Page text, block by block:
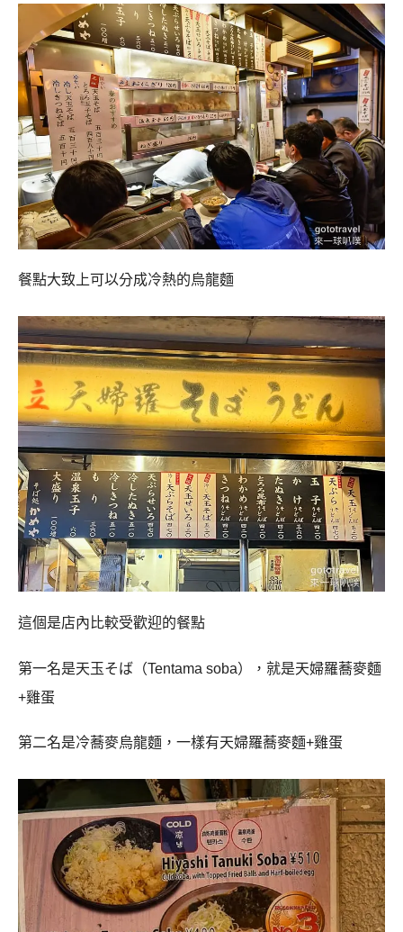
餐點大致上可以分成冷熱的烏龍麵
這個是店內比較受歡迎的餐點
第一名是天玉そば（Tentama soba），就是天婦羅蕎麥麵
+雞蛋
第二名是冷蕎麥烏龍麵，一樣有天婦羅蕎麥麵+雞蛋